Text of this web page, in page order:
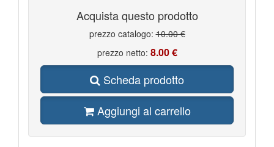
Acquista questo prodotto
prezzo catalogo:10.00 €
prezzo netto: 8.00 €
Scheda prodotto
Aggiungi al carrello